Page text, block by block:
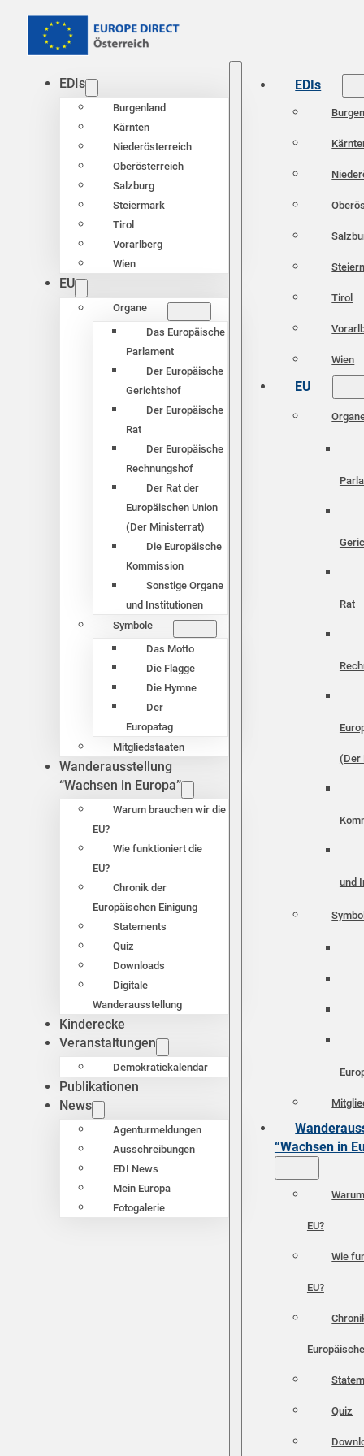
EDIs
Burgenland
Kärnten
Niederösterreich
Oberösterreich
Salzburg
Steiermark
Tirol
Vorarlberg
Wien
EU
Organe
Das Europäische
Parlament
Der Europäische
Gerichtshof
Der Europäische
Rat
Der Europäische
Rechnungshof
Der Rat der
Europäischen Union
(Der Ministerrat)
Die Europäische
Kommission
Sonstige Organe
und Institutionen
Symbole
Das Motto
Die Flagge
Die Hymne
Der
Europatag
Mitgliedstaaten
Wanderausstellung
“Wachsen in Europa”
Warum brauchen wir die
EU?
Wie funktioniert die
EU?
Chronik der
Europäischen Einigung
Statements
Quiz
Downloads
Digitale
Wanderausstellung
Kinderecke
Veranstaltungen
Demokratiekalendar
Publikationen
News
Agenturmeldungen
Ausschreibungen
EDI News
Mein Europa
Fotogalerie
EDIs
Tirol
Wien
EU
Rat
(Der
und
“Wachsen in
EU?
Wie
EU?
Quiz